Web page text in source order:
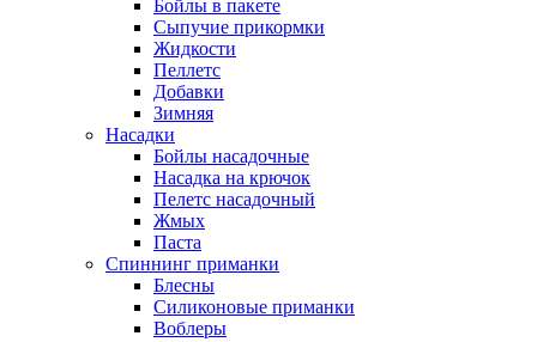
Бойлы в пакете
Сыпучие прикормки
Жидкости
Пеллетс
Добавки
Зимняя
Насадки
Бойлы насадочные
Насадка на крючок
Пелетс насадочный
Жмых
Паста
Спиннинг приманки
Блесны
Силиконовые приманки
Воблеры